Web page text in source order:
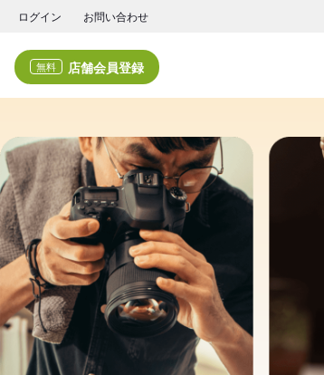
ログイン お問い合わせ
無料 店舗会員登録